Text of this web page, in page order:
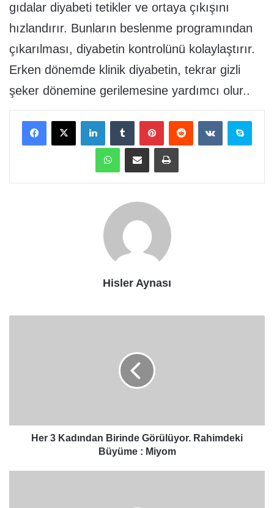
gıdalar diyabeti tetikler ve ortaya çıkışını
hızlandırır. Bunların beslenme programından
çıkarılması, diyabetin kontrolünü kolaylaştırır.
Erken dönemde klinik diyabetin, tekrar gizli
şeker dönemine gerilemesine yardımcı olur..
FacebookX LinkedInTumblr PinterestReddit VKontakteSkype
WhatsAppE-Posta ile paylaş Yazdır
Hisler Aynası
Miyom
Her 3 Kadından Birinde Görülüyor. Rahimdeki
Büyüme : Miyom